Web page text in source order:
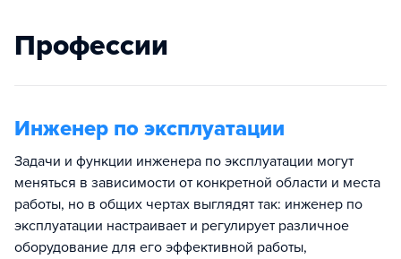
Профессии
Инженер по эксплуатации
Задачи и функции инженера по эксплуатации могут
меняться в зависимости от конкретной области и места
работы, но в общих чертах выглядят так: инженер по
эксплуатации настраивает и регулирует различное
оборудование для его эффективной работы,